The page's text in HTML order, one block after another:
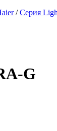
/Серия
G